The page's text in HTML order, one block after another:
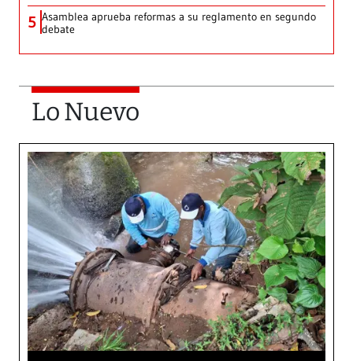
5 Asamblea aprueba reformas a su reglamento en segundo
debate
Lo Nuevo